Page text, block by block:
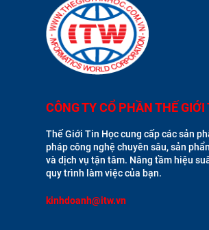
CÔNG TY CỔ PHẦN THẾ GIỚI
Thế Giới Tin Học cung cấp các sản
pháp công nghệ chuyên sâu, sản
và dịch vụ tận tâm. Nâng tầm hiệu
quy trình làm việc của bạn.
kinhdoanh@itw.vn